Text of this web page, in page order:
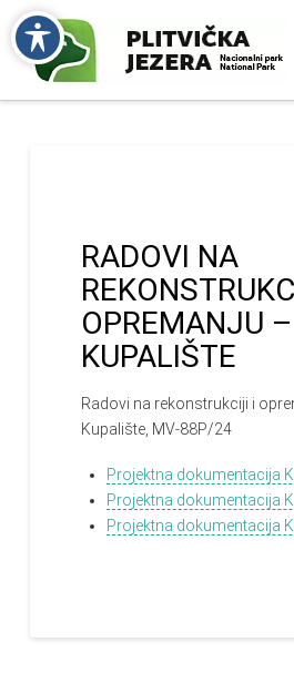
RADOVI NA
OPREMANJU
KUPALIŠTE
Radovi na rekonstrukciji i
Kupalište, MV-88P/24
Projektna dokumentacija
Projektna dokumentacija
Projektna dokumentacija